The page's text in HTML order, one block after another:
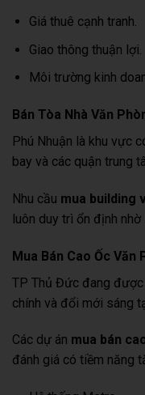
Giá thuê cạnh tranh.
Giao thông thuận lợi.
Môi trường kinh
Bán Tòa Nhà Văn
Phú Nhuận là khu vực
bay và các quận trung
Nhu cầu mua building
luôn duy trì ổn định
Mua Bán Cao Ốc
TP Thủ Đức đang
chính và đổi mới sáng
Các dự án mua bán
đánh giá có tiềm năng